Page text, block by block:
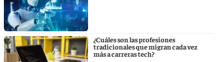
¿Cuáles son las profesiones
tradicionales que migran cada vez
más a carreras tech?